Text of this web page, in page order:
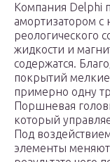
Компания Delphi
амортизатором
реологического
жидкости и
содержатся.
покрытий
примерно одну
Поршневая
который
Под
элементы